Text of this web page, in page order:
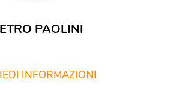
PAOLINI
INFORMAZIONI